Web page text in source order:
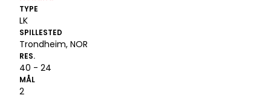
TYPE
LK
SPILLESTED
Trondheim, NOR
RES.
40 - 24
MÅL
2